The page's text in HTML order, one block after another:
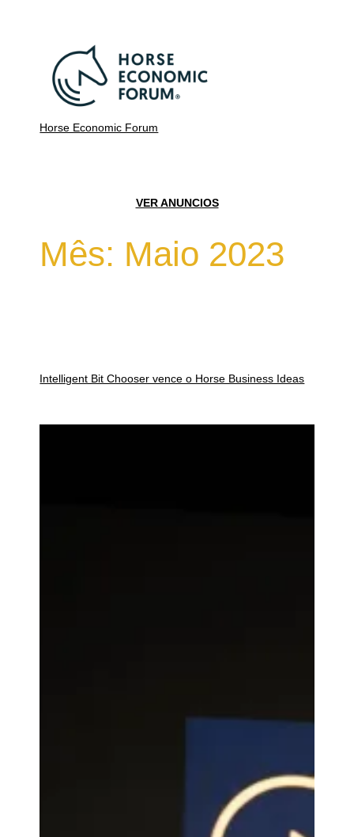
Horse Economic Forum
VER ANUNCIOS
Mês: Maio 2023
Intelligent Bit Chooser vence o Horse Business Ideas